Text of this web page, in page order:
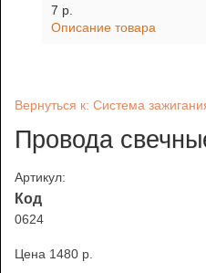
7 p.
Описание товара
Вернуться к: Система
Провода
Артикул:
Код
0624
Цена 1480 p.